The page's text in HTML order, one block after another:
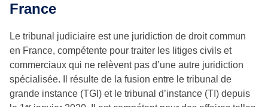
France
Le tribunal judiciaire est une juridiction de droit commun
en France, compétente pour traiter les litiges civils et
commerciaux qui ne relèvent pas d’une autre juridiction
spécialisée. Il résulte de la fusion entre le tribunal de
grande instance (TGI) et le tribunal d’instance (TI) depuis